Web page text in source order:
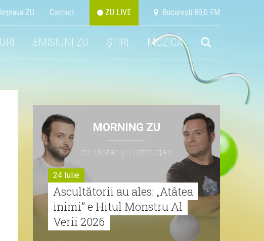
ZU Contact ZU LIVE Bucureşti 89,0 FM
EMISIUNI ZU ȘTIRI MUZICA
MORNING ZU
cu Morar şi Buzdugan
24 Iulie
Ascultătorii au ales: „Atâtea
inimi” e Hitul Monstru Al
Verii 2026